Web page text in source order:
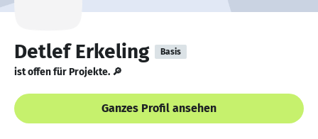
Detlef Erkeling Basis
ist offen für Projekte. 🔎
Ganzes Profil ansehen